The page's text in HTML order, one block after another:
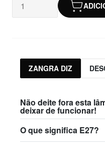
ZANGRA DIZ
Não deite fora esta
deixar de funcionar!
O que significa E27?